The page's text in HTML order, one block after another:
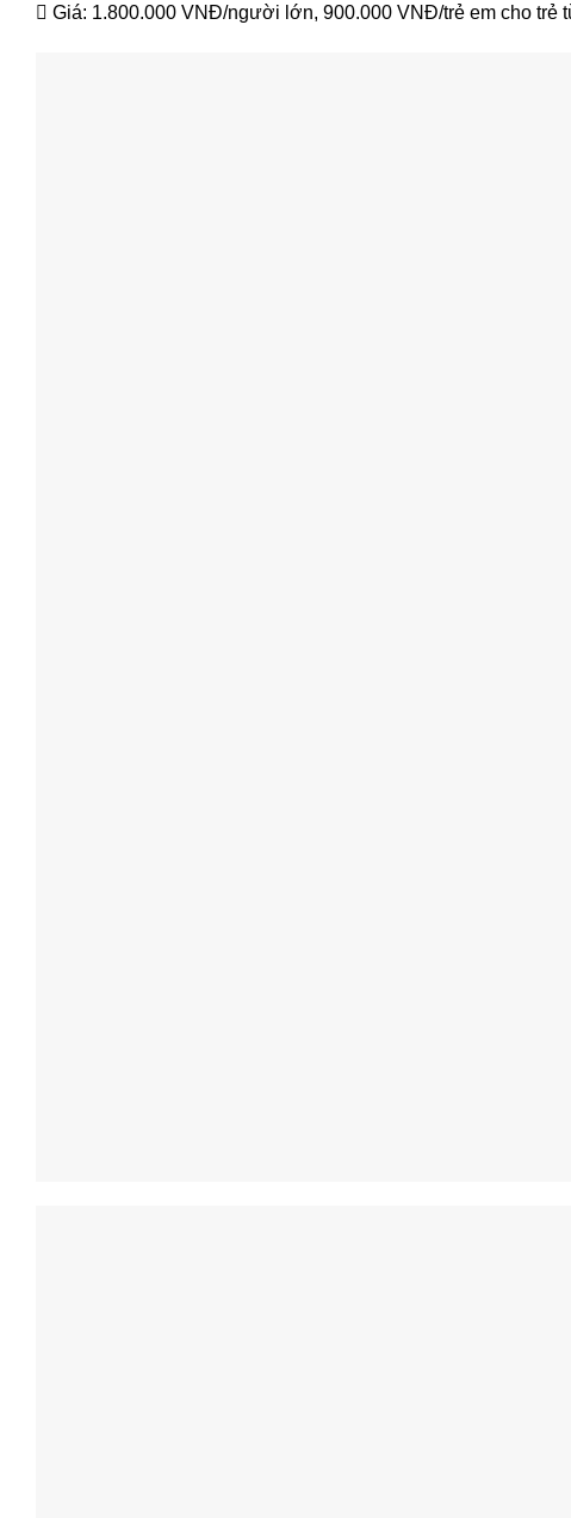
 Giá: 1.800.000 VNĐ/người lớn, 900.000 VNĐ/trẻ em cho trẻ